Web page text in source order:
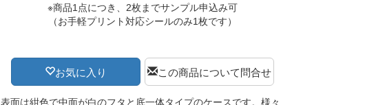
※商品1点につき、2枚までサンプル申込み可
（お手軽プリント対応シールのみ1枚です）
お気に入り この商品について問合せ
表面は紺色で中面が白のフタと底一体タイプのケースです。様々